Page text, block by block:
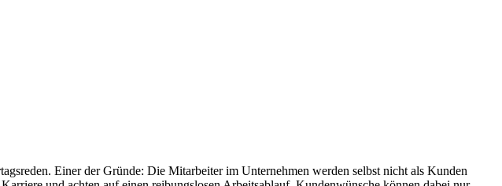
Einer der Gründe: Die Mitarbeiter im Unternehmen werden selbst nicht als Kunden